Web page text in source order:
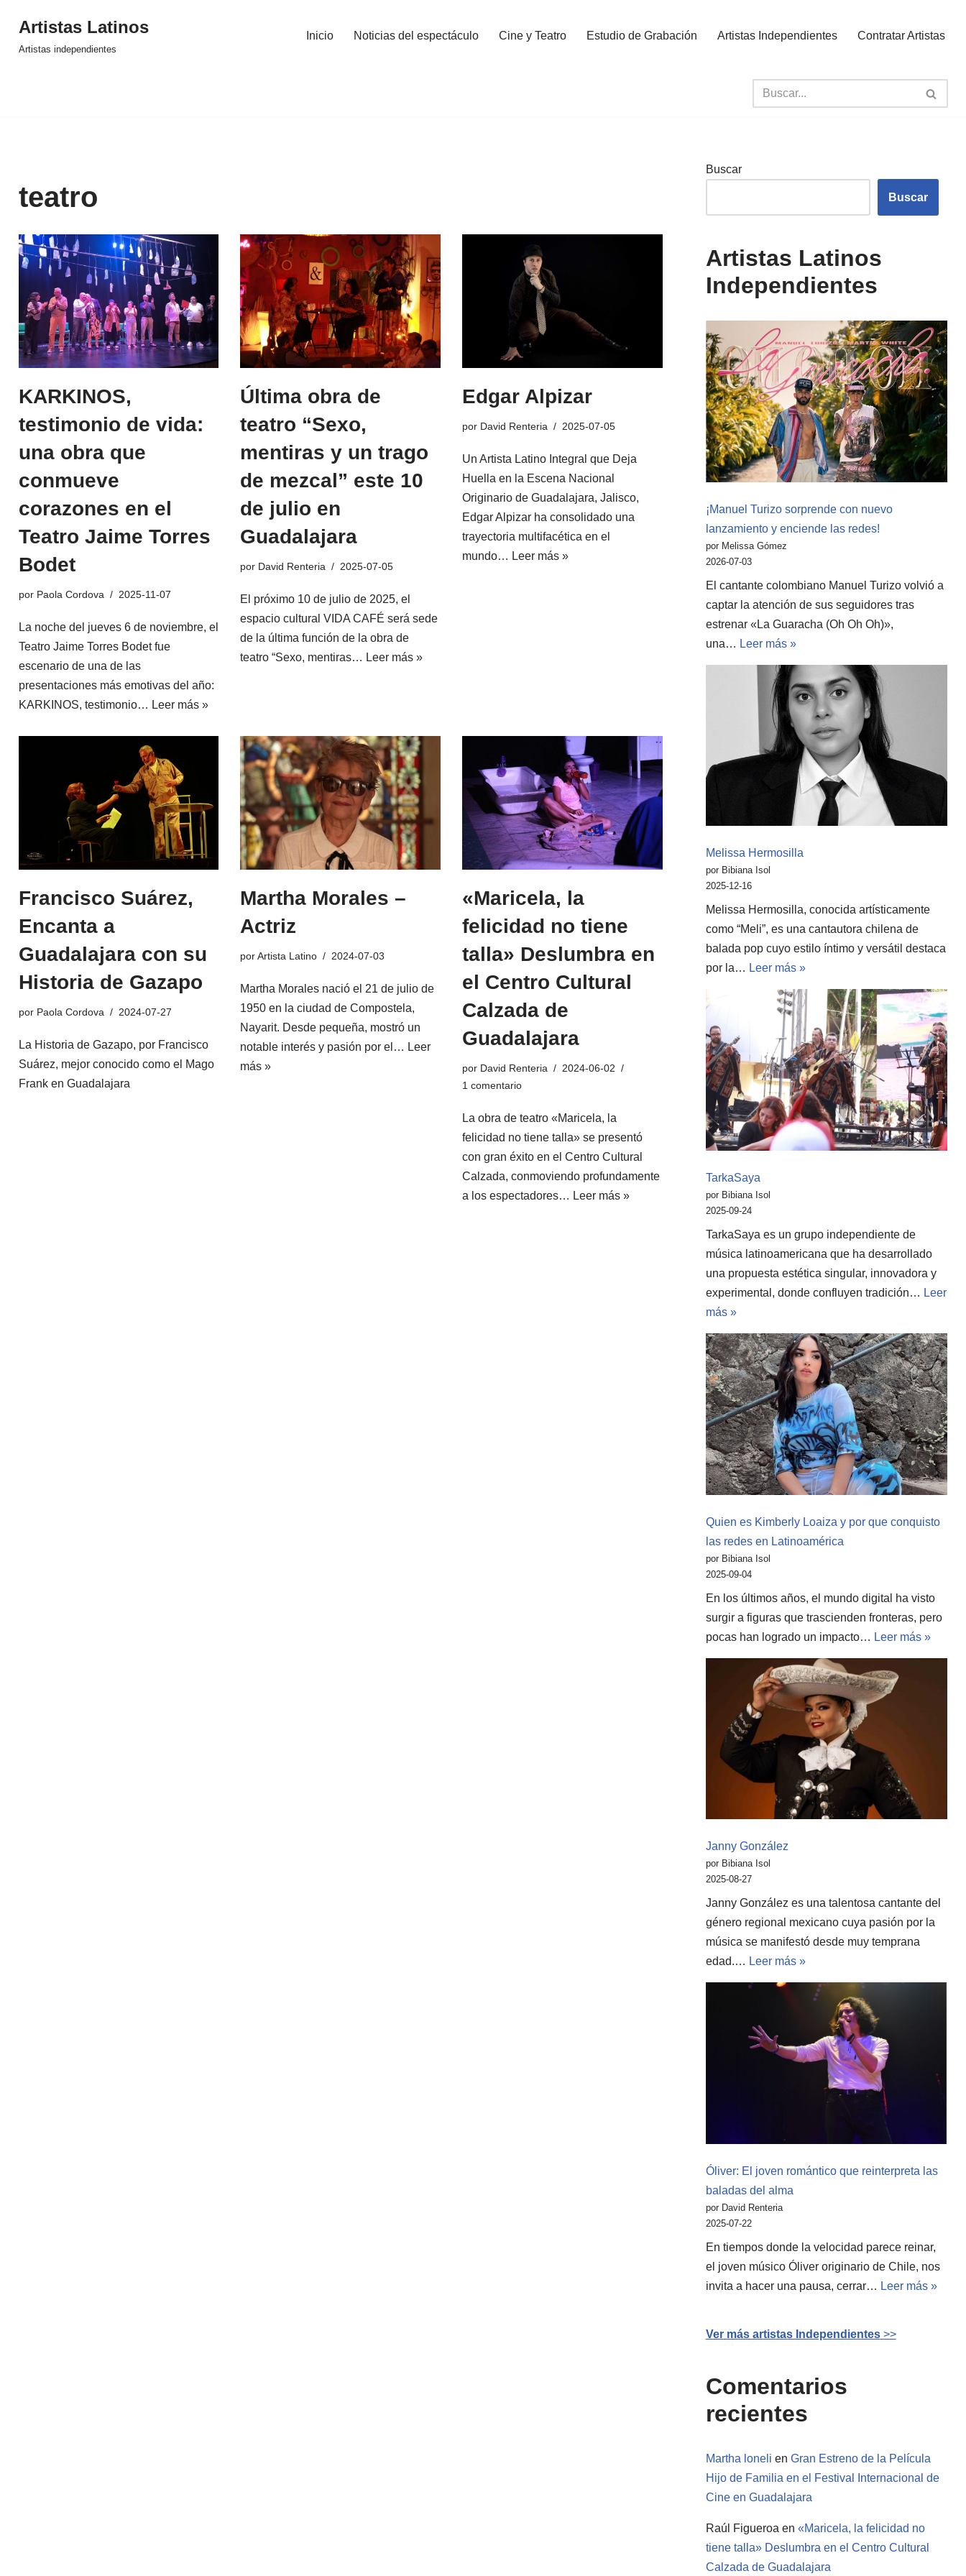
Artistas Latinos
Artistas independientes
Inicio Noticias del espectáculo Cine y Teatro Estudio de Grabación Artistas Independientes Contratar Artistas
teatro
KARKINOS,
testimonio de vida:
una obra que
conmueve
corazones en el
Teatro Jaime Torres
Bodet
por Paola Cordova 2025-11-07
La noche del jueves 6 de noviembre, el
Teatro Jaime Torres Bodet fue
escenario de una de las
presentaciones más emotivas del año:
KARKINOS, testimonio… Leer más »
Última obra de
teatro “Sexo,
mentiras y un trago
de mezcal” este 10
de julio en
Guadalajara
por David Renteria 2025-07-05
El próximo 10 de julio de 2025, el
espacio cultural VIDA CAFÉ será sede
de la última función de la obra de
teatro “Sexo, mentiras… Leer más »
Edgar Alpizar
por David Renteria 2025-07-05
Un Artista Latino Integral que Deja
Huella en la Escena Nacional
Originario de Guadalajara, Jalisco,
Edgar Alpizar ha consolidado una
trayectoria multifacética en el
mundo… Leer más »
Francisco Suárez,
Encanta a
Guadalajara con su
Historia de Gazapo
por Paola Cordova 2024-07-27
La Historia de Gazapo, por Francisco
Suárez, mejor conocido como el Mago
Frank en Guadalajara
Martha Morales –
Actriz
porArtista Latino 2024-07-03
Martha Morales nació el 21 de julio de
1950 en la ciudad de Compostela,
Nayarit. Desde pequeña, mostró un
notable interés y pasión por el… Leer
más »
«Maricela, la
felicidad no tiene
talla» Deslumbra en
el Centro Cultural
Calzada de
Guadalajara
por David Renteria
2024-06-02
1 comentario
La obra de teatro «Maricela, la
felicidad no tiene talla» se presentó
con gran éxito en el Centro Cultural
Calzada, conmoviendo profundamente
a los espectadores… Leer más »
Buscar
Buscar
Artistas Latinos
Independientes
¡Manuel Turizo sorprende con nuevo
lanzamiento y enciende las redes!
por Melissa Gómez
2026-07-03
El cantante colombiano Manuel Turizo volvió a
captar la atención de sus seguidores tras
estrenar «La Guaracha (Oh Oh Oh)»,
una… Leer más »
Melissa Hermosilla
por Bibiana Isol
2025-12-16
Melissa Hermosilla, conocida artísticamente
como “Meli”, es una cantautora chilena de
balada pop cuyo estilo íntimo y versátil destaca
por la… Leer más »
TarkaSaya
por Bibiana Isol
2025-09-24
TarkaSaya es un grupo independiente de
música latinoamericana que ha desarrollado
una propuesta estética singular, innovadora y
experimental, donde confluyen tradición… Leer
más »
Quien es Kimberly Loaiza y por que conquisto
las redes en Latinoamérica
por Bibiana Isol
2025-09-04
En los últimos años, el mundo digital ha visto
surgir a figuras que trascienden fronteras, pero
pocas han logrado un impacto… Leer más »
Janny González
por Bibiana Isol
2025-08-27
Janny González es una talentosa cantante del
género regional mexicano cuya pasión por la
música se manifestó desde muy temprana
edad.… Leer más »
Óliver: El joven romántico que reinterpreta las
baladas del alma
por David Renteria
2025-07-22
En tiempos donde la velocidad parece reinar,
el joven músico Óliver originario de Chile, nos
invita a hacer una pausa, cerrar… Leer más »
Ver más artistas Independientes>>
Comentarios
recientes
Martha loneli en Gran Estreno de la Película
Hijo de Familia en el Festival Internacional de
Cine en Guadalajara
Raúl Figueroa en «Maricela, la felicidad no
tiene talla» Deslumbra en el Centro Cultural
Calzada de Guadalajara